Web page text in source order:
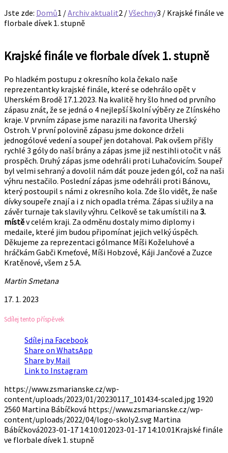
Jste zde: Domů1 /Archiv aktualit2 /Všechny3 / Krajské finále ve
florbale dívek 1. stupně
Krajské finále ve florbale dívek 1. stupně
Po hladkém postupu z okresního kola čekalo naše
reprezentantky krajské finále, které se odehrálo opět v
Uherském Brodě 17.1.2023. Na kvalitě hry šlo hned od prvního
zápasu znát, že se jedná o 4 nejlepší školní výběry ze Zlínského
kraje. V prvním zápase jsme narazili na favorita Uherský
Ostroh. V první polovině zápasu jsme dokonce drželi
jednogólové vedení a soupeř jen dotahoval. Pak ovšem přišly
rychlé 3 góly do naší brány a zápas jsme již nestihli otočit v náš
prospěch. Druhý zápas jsme odehráli proti Luhačovicím. Soupeř
byl velmi sehraný a dovolil nám dát pouze jeden gól, což na naši
výhru nestačilo. Poslední zápas jsme odehráli proti Bánovu,
který postoupil s námi z okresního kola. Zde šlo vidět, že naše
dívky soupeře znají a i z nich opadla tréma. Zápas si užily a na
závěr turnaje tak slavily výhru. Celkově se tak umístili na 3.
místěv celém kraji. Za odměnu dostaly mimo diplomy i
medaile, které jim budou připomínat jejich velký úspěch.
Děkujeme za reprezentaci gólmance Míši Koželuhové a
hráčkám Gabči Kmeťové, Míši Hobzové, Káji Jančové a Zuzce
Kratěnové, všem z 5.A.
Martin Smetana
17. 1. 2023
Sdílej tento příspěvek
Sdílej na Facebook
Share on WhatsApp
Share by Mail
Link to Instagram
https://www.zsmarianske.cz/wp-
content/uploads/2023/01/20230117_101434-scaled.jpg 1920
2560 Martina Bábíčková https://www.zsmarianske.cz/wp-
content/uploads/2022/04/logo-skoly2.svg Martina
Bábíčková2023-01-17 14:10:012023-01-17 14:10:01Krajské finále
ve florbale dívek 1. stupně